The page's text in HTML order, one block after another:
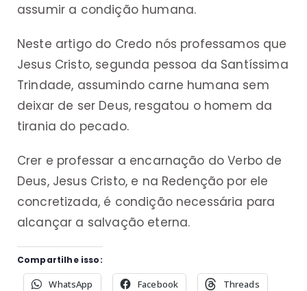
assumir a condição humana.
Neste artigo do Credo nós professamos que
Jesus Cristo, segunda pessoa da Santíssima
Trindade, assumindo carne humana sem
deixar de ser Deus, resgatou o homem da
tirania do pecado.
Crer e professar a encarnação do Verbo de
Deus, Jesus Cristo, e na Redenção por ele
concretizada, é condição necessária para
alcançar a salvação eterna.
Compartilhe isso:
WhatsApp Facebook Threads